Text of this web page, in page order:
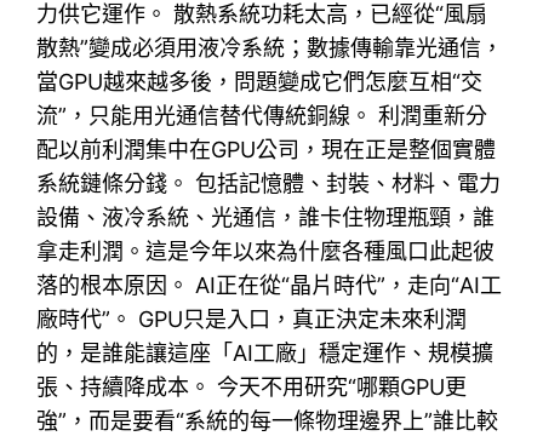
力供它運作。 散熱系統功耗太高，已經從“風扇
散熱”變成必須用液冷系統；數據傳輸靠光通信，
當GPU越來越多後，問題變成它們怎麼互相“交
流”，只能用光通信替代傳統銅線。 利潤重新分
配以前利潤集中在GPU公司，現在正是整個實體
系統鏈條分錢。 包括記憶體、封裝、材料、電力
設備、液冷系統、光通信，誰卡住物理瓶頸，誰
拿走利潤。這是今年以來為什麼各種風口此起彼
落的根本原因。 AI正在從“晶片時代”，走向“AI工
廠時代”。 GPU只是入口，真正決定未來利潤
的，是誰能讓這座「AI工廠」穩定運作、規模擴
張、持續降成本。 今天不用研究“哪顆GPU更
強”，而是要看“系統的每一條物理邊界上”誰比較